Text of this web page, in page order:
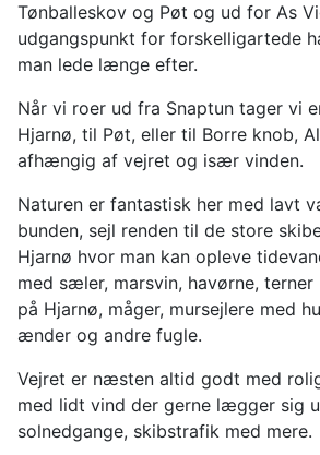
Tønballeskov og Pøt og ud for As
udgangspunkt for forskelligartede
man lede længe efter.
Når vi roer ud fra Snaptun tager vi
Hjarnø, til Pøt, eller til Borre knob,
afhængig af vejret og især vinden.
Naturen er fantastisk her med lavt
bunden, sejl renden til de store
Hjarnø hvor man kan opleve
med sæler, marsvin, havørne,
på Hjarnø, måger, mursejlere med
ænder og andre fugle.
Vejret er næsten altid godt med
med lidt vind der gerne lægger sig
solnedgange, skibstrafik med mere.